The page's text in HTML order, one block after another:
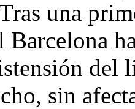
una
Barcelona
del
sin